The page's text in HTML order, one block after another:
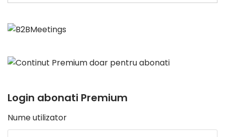
Login abonati Premium
Nume utilizator